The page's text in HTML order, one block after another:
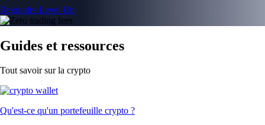
Rejoindre Level Up
Guides et ressources
Tout savoir sur la crypto
Qu'est-ce qu'un portefeuille crypto ?